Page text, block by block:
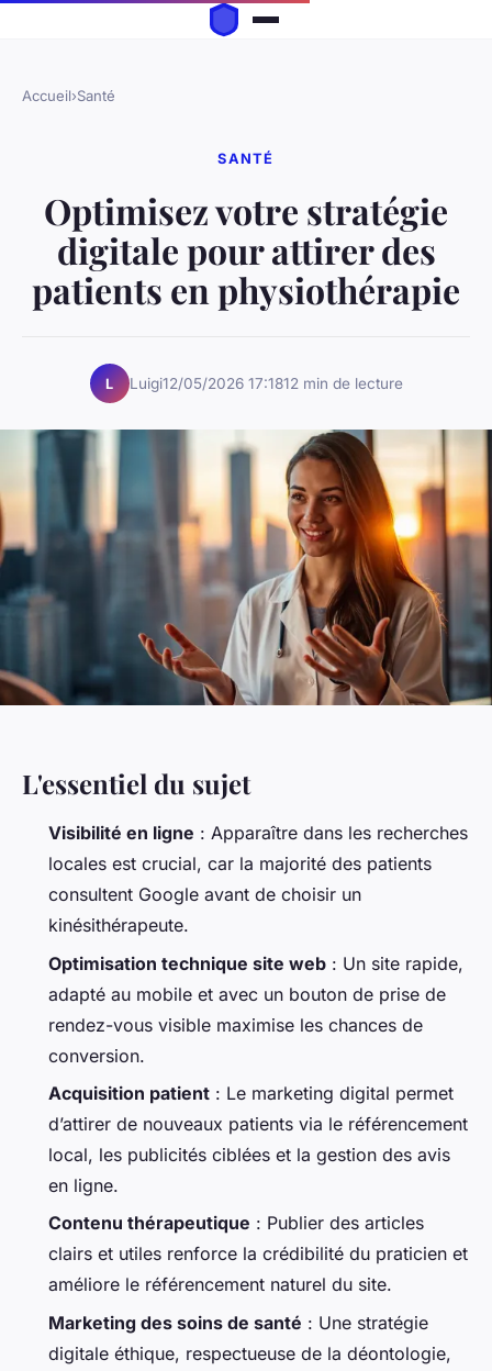
Accueil›Santé
SANTÉ
Optimisez votre stratégie
digitale pour attirer des
patients en physiothérapie
L Luigi12/05/2026 17:1812 min de lecture
L'essentiel du sujet
Visibilité en ligne : Apparaître dans les recherches
locales est crucial, car la majorité des patients
consultent Google avant de choisir un
kinésithérapeute.
Optimisation technique site web : Un site rapide,
adapté au mobile et avec un bouton de prise de
rendez-vous visible maximise les chances de
conversion.
Acquisition patient : Le marketing digital permet
d’attirer de nouveaux patients via le référencement
local, les publicités ciblées et la gestion des avis
en ligne.
Contenu thérapeutique : Publier des articles
clairs et utiles renforce la crédibilité du praticien et
améliore le référencement naturel du site.
Marketing des soins de santé : Une stratégie
digitale éthique, respectueuse de la déontologie,